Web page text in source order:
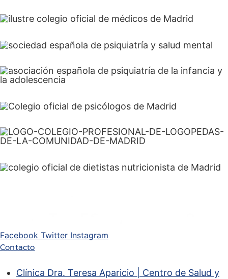
Facebook Twitter Instagram
Contacto
Clínica Dra. Teresa Aparicio | Centro de Salud y